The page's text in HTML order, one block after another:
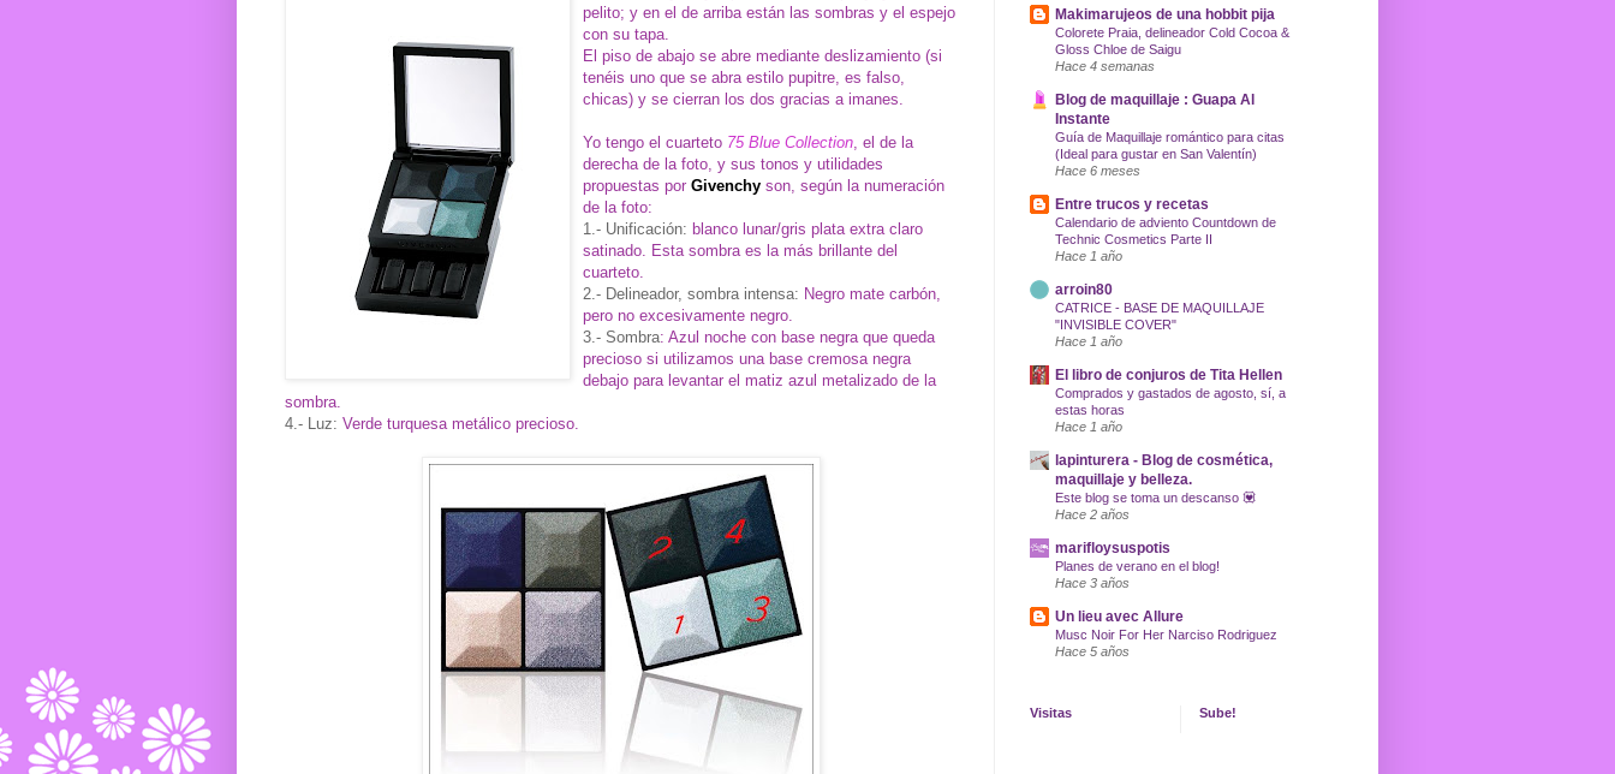
pelito; y en el de arriba están las sombras y el espejo
con su tapa.
El piso de abajo se abre mediante deslizamiento (si
tenéis uno que se abra estilo pupitre, es falso,
chicas) y se cierran los dos gracias a imanes.
Yo tengo el cuarteto 75 Blue Collection, el de la
derecha de la foto, y sus tonos y utilidades
propuestas por Givenchy son, según la numeración
de la foto:
1.- Unificación: blanco lunar/gris plata extra claro
satinado. Esta sombra es la más brillante del
cuarteto.
2.- Delineador, sombra intensa: Negro mate carbón,
pero no excesivamente negro.
3.- Sombra: Azul noche con base negra que queda
precioso si utilizamos una base cremosa negra
debajo para levantar el matiz azul metalizado de la
sombra.
4.- Luz: Verde turquesa metálico precioso.
Makimarujeos de una hobbit pija
Colorete Praia, delineador Cold Cocoa &
Gloss Chloe de Saigu
Hace 4 semanas
Blog de maquillaje : Guapa Al
Instante
Guía de Maquillaje romántico para citas
(Ideal para gustar en San Valentín)
Hace 6 meses
Entre trucos y recetas
Calendario de adviento Countdown de
Technic Cosmetics Parte II
Hace 1 año
arroin80
CATRICE - BASE DE MAQUILLAJE
"INVISIBLE COVER"
Hace 1 año
El libro de conjuros de Tita Hellen
Comprados y gastados de agosto, sí, a
estas horas
Hace 1 año
lapinturera - Blog de cosmética,
maquillaje y belleza.
Este blog se toma un descanso 💟
Hace 2 años
marifloysuspotis
Planes de verano en el blog!
Hace 3 años
Un lieu avec Allure
Musc Noir For Her Narciso Rodriguez
Hace 5 años
Visitas Sube!